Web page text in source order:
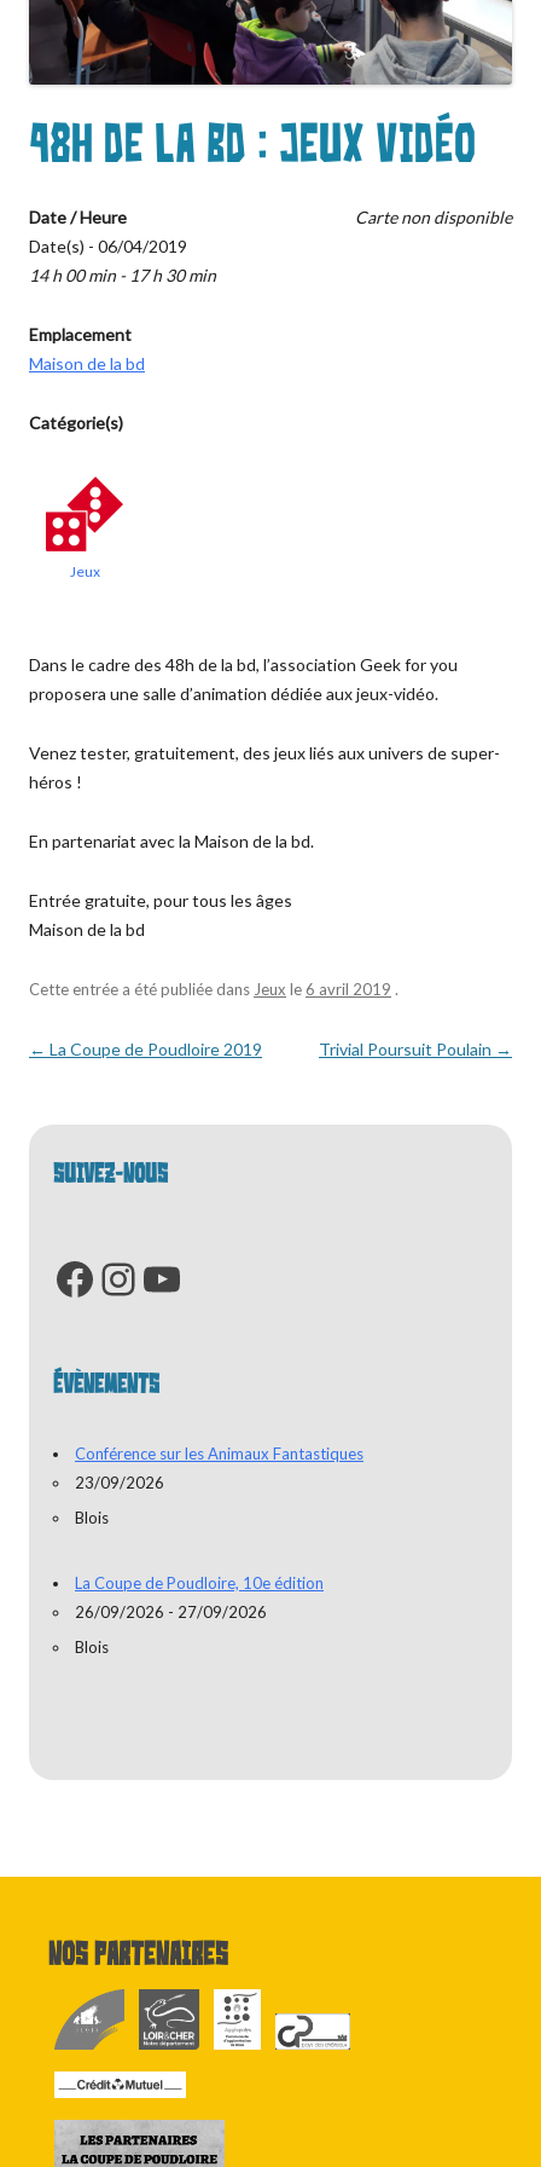
48h de la bd : jeux vidéo
Carte non disponible
Date / Heure
Date(s) - 06/04/2019
14 h 00 min - 17 h 30 min
Emplacement
Maison de la bd
Catégorie(s)
Jeux
Dans le cadre des 48h de la bd, l’association Geek for you
proposera une salle d’animation dédiée aux jeux-vidéo.
Venez tester, gratuitement, des jeux liés aux univers de super-
héros !
En partenariat avec la Maison de la bd.
Entrée gratuite, pour tous les âges
Maison de la bd
Cette entrée a été publiée dans Jeux le 6 avril 2019 .
Navigation
← La Coupe de Poudloire 2019 Trivial Poursuit Poulain →
SUIVEZ-NOUS
Facebook
Instagram
YouTube
ÉVÈNEMENTS
Conférence sur les Animaux Fantastiques
23/09/2026
Blois
La Coupe de Poudloire, 10e édition
26/09/2026 - 27/09/2026
Blois
Nos partenaires